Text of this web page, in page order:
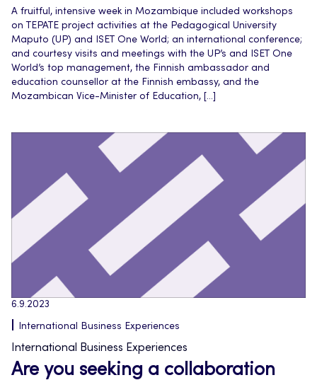
A fruitful, intensive week in Mozambique included workshops
on TEPATE project activities at the Pedagogical University
Maputo (UP) and ISET One World; an international conference;
and courtesy visits and meetings with the UP’s and ISET One
World’s top management, the Finnish ambassador and
education counsellor at the Finnish embassy, and the
Mozambican Vice-Minister of Education, […]
6.9.2023
International Business Experiences
International Business Experiences
Are you seeking a collaboration